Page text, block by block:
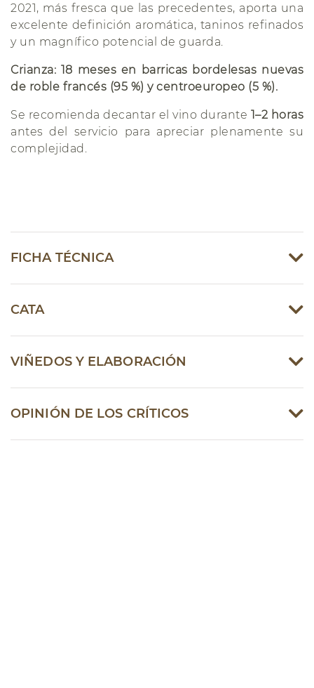
2021, más fresca que las precedentes, aporta una
excelente definición aromática, taninos refinados
y un magnífico potencial de guarda.
Crianza: 18 meses en barricas bordelesas nuevas
de roble francés (95 %) y centroeuropeo (5 %).
Se recomienda decantar el vino durante 1–2 horas
antes del servicio para apreciar plenamente su
complejidad.
FICHA TÉCNICA
CATA
VIÑEDOS Y ELABORACIÓN
OPINIÓN DE LOS CRÍTICOS